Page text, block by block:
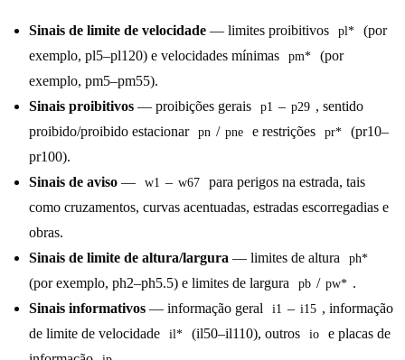
Sinais de limite de velocidade — limites proibitivos pl*
(por
exemplo, pl5–pl120) e velocidades mínimas
pm*
(por
exemplo, pm5–pm55).
Sinais proibitivos — proibições gerais p1 – p29 , sentido
proibido/proibido estacionar pn / pne e restrições pr*
(pr10–
pr100).
Sinais de aviso — w1 – w67
para perigos na estrada, tais
como cruzamentos, curvas acentuadas, estradas escorregadias e
obras.
Sinais de limite de altura/largura — limites de altura ph*
(por exemplo, ph2–ph5.5) e limites de largura pb / pw* .
Sinais informativos — informação geral i1 – i15 , informação
de limite de velocidade
il* (il50–il110), outros io
e placas de